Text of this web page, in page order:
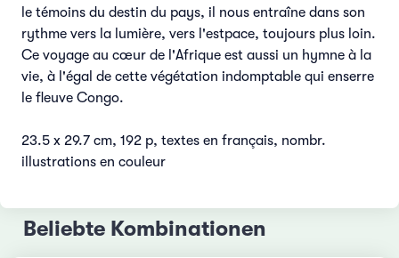
le témoins du destin du pays, il nous entraîne dans son
rythme vers la lumière, vers l'estpace, toujours plus loin.
Ce voyage au cœur de l'Afrique est aussi un hymne à la
vie, à l'égal de cette végétation indomptable qui enserre
le fleuve Congo.
23.5 x 29.7 cm, 192 p, textes en français, nombr.
illustrations en couleur
Beliebte Kombinationen